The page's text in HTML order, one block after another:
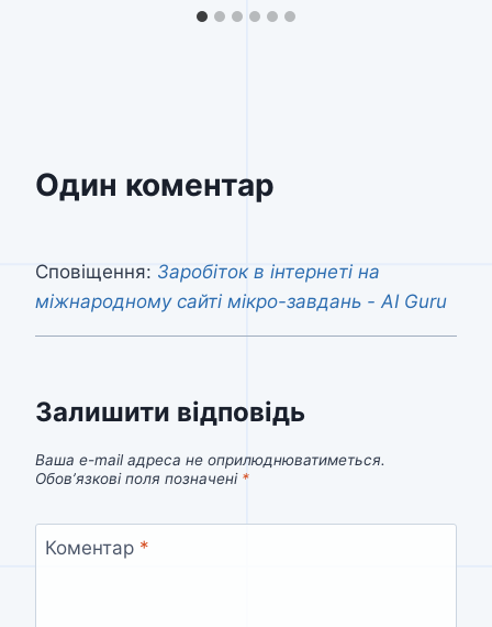
Один коментар
Сповіщення: Заробіток в інтернеті на
міжнародному сайті мікро-завдань - AI Guru
Залишити відповідь
Ваша e-mail адреса не оприлюднюватиметься.
Обов’язкові поля позначені *
Коментар *